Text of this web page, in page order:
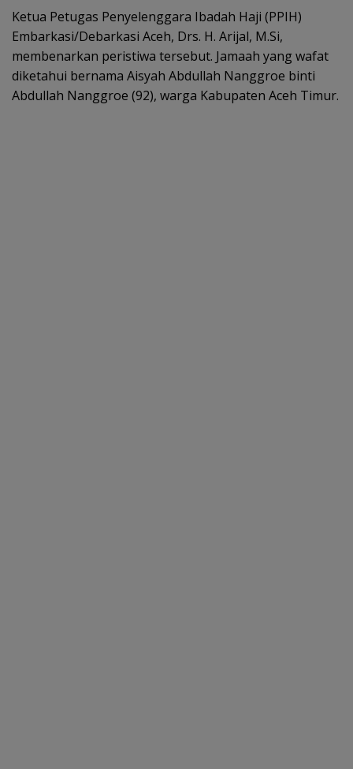
Ketua Petugas Penyelenggara Ibadah Haji (PPIH)
Embarkasi/Debarkasi Aceh, Drs. H. Arijal, M.Si,
membenarkan peristiwa tersebut. Jamaah yang wafat
diketahui bernama Aisyah Abdullah Nanggroe binti
Abdullah Nanggroe (92), warga Kabupaten Aceh Timur.